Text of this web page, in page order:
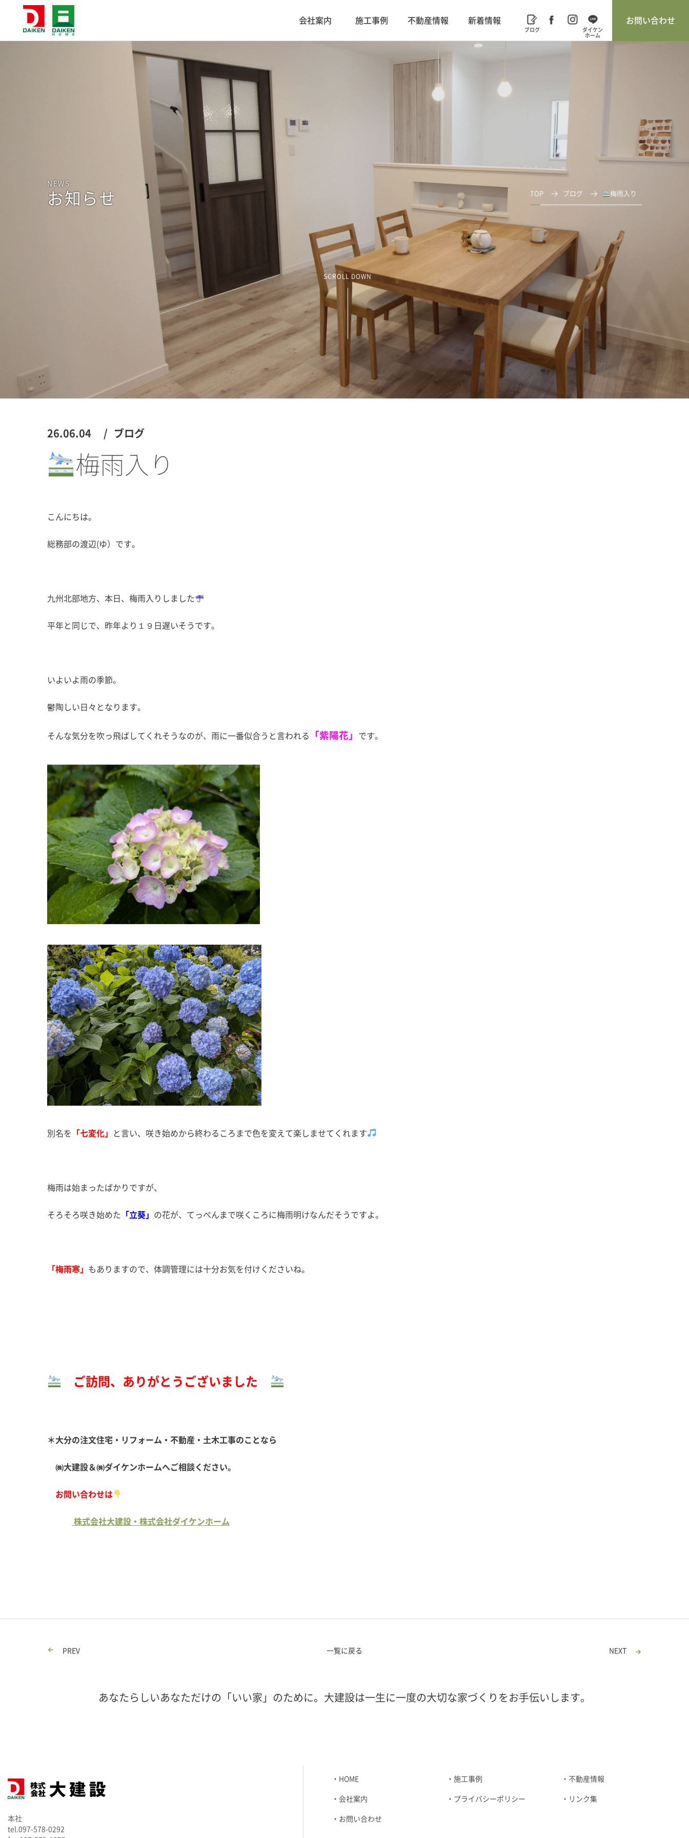
会社案内 施工事例 不動産情報 新着情報 お問い合わせ
NEWS
お知らせ TOP ブログ 梅雨入り
SCROLL DOWN
26.06.04 ブログ
梅雨入り
こんにちは。
総務部の渡辺(ゆ）です。
九州北部地方、本日、梅雨入りしました
平年と同じで、昨年より１９日遅いそうです。
いよいよ雨の季節。
鬱陶しい日々となります。
そんな気分を吹っ飛ばしてくれそうなのが、雨に一番似合うと言われる 「紫陽花」 です。
別名を 「七変化」 と言い、咲き始めから終わるころまで色を変えて楽しませてくれます
梅雨は始まったばかりですが、
そろそろ咲き始めた 「立葵」 の花が、てっぺんまで咲くころに梅雨明けなんだそうですよ。
「梅雨寒」 もありますので、体調管理には十分お気を付けくださいね。
ご訪問、ありがとうございました
＊大分の注文住宅・リフォーム・不動産・土木工事のことなら
㈱大建設＆㈱ダイケンホームへご相談ください。
お問い合わせは
株式会社大建設・株式会社ダイケンホーム
PREV 一覧に戻る NEXT
あなたらしいあなただけの「いい家」のために。大建設は一生に一度の大切な家づくりをお手伝いします。
本社
tel.097-578-0292
HOME 施工事例 不動産情報
会社案内 プライバシーポリシー リンク集
お問い合わせ